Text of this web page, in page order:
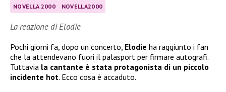
NOVELLA 2000
NOVELLA2000
La reazione di Elodie
Pochi giorni fa, dopo un concerto, Elodie ha raggiunto i fan
che la attendevano fuori il palasport per firmare autografi.
Tuttavia la cantante è stata protagonista di un piccolo
incidente hot. Ecco cosa è accaduto.